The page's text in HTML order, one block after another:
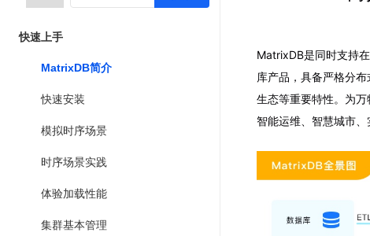
快速上手
MatrixDB简介
快速安装
模拟时序场景
时序场景实践
体验加载性能
集群基本管理
MatrixDB是同时支持
库产品，具备严格分
生态等重要特性。为
智能运维、智慧城市、